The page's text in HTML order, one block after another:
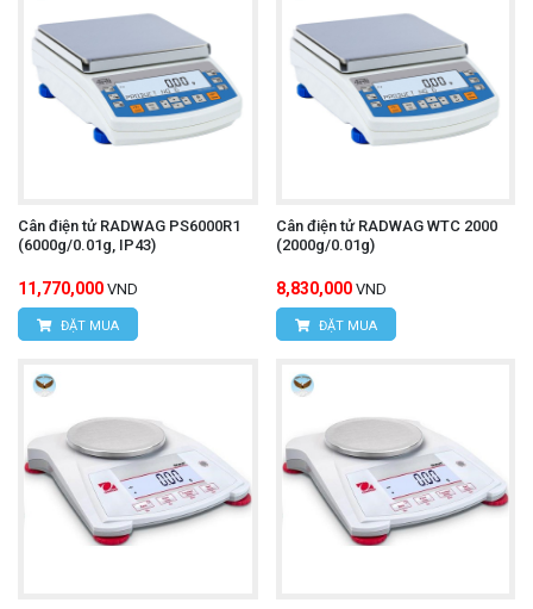
Cân điện tử RADWAG PS6000R1
(6000g/0.01g, IP43)
11,770,000 VND
ĐẶT MUA
Cân điện tử RADWAG WTC 2000
(2000g/0.01g)
8,830,000 VND
ĐẶT MUA